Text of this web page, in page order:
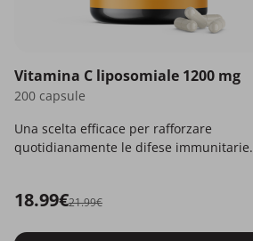
Vitamina C liposomiale 1200 mg
200 capsule
Una scelta efficace per rafforzare
quotidianamente le difese immunitarie.
18.99€21.99€